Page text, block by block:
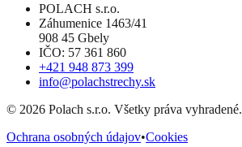
POLACH s.r.o.
Záhumenice 1463/41
908 45 Gbely
IČO: 57 361 860
+421 948 873 399
info@polachstrechy.sk
© 2026 Polach s.r.o. Všetky práva vyhradené.
Ochrana osobných údajov•Cookies